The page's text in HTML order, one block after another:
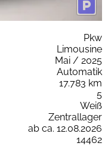
Pkw
Limousine
Mai / 2025
Automatik
17.783 km
5
Weiß
Zentrallager
ab ca. 12.08.2026
14462